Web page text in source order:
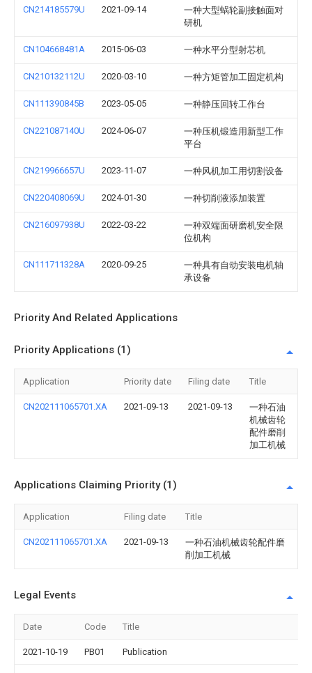
CN214185579U 2021-09-14
一种大型蜗轮副接触面对
研机
CN104668481A 2015-06-03 一种水平分型射芯机
CN210132112U 2020-03-10 一种方矩管加工固定机构
CN111390845B 2023-05-05 一种静压回转工作台
CN221087140U 2024-06-07
一种压机锻造用新型工作
平台
CN219966657U 2023-11-07 一种风机加工用切割设备
CN220408069U 2024-01-30 一种切削液添加装置
CN216097938U 2022-03-22
一种双端面研磨机安全限
位机构
CN111711328A 2020-09-25
一种具有自动安装电机轴
承设备
Priority And Related Applications
Priority Applications (1)
Application Priority date Filing date Title
CN202111065701.XA 2021-09-13 2021-09-13
一种石油
机械齿轮
配件磨削
加工机械
Applications Claiming Priority (1)
Application Filing date Title
CN202111065701.XA 2021-09-13
一种石油机械齿轮配件磨
削加工机械
Legal Events
Date Code Title
2021-10-19 PB01 Publication